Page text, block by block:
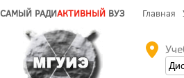
САМЫЙ РАДИАКТИВНЫЙ ВУЗ Главная